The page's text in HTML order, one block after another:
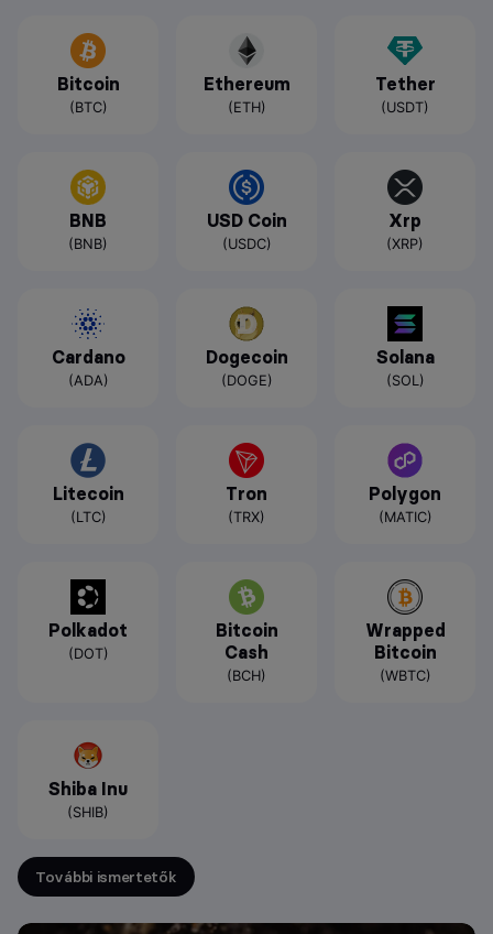
Bitcoin
(BTC)
Ethereum
(ETH)
Tether
(USDT)
BNB
(BNB)
USD Coin
(USDC)
Xrp
(XRP)
Cardano
(ADA)
Dogecoin
(DOGE)
Solana
(SOL)
Litecoin
(LTC)
Tron
(TRX)
Polygon
(MATIC)
Polkadot
(DOT)
Bitcoin
Cash
(BCH)
Wrapped
Bitcoin
(WBTC)
Shiba Inu
(SHIB)
További ismertetők